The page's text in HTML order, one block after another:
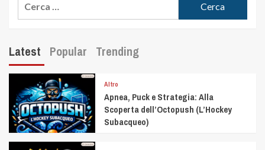
Latest Popular Trending
Altro
Apnea, Puck e Strategia: Alla
Scoperta dell’Octopush (L’Hockey
Subacqueo)